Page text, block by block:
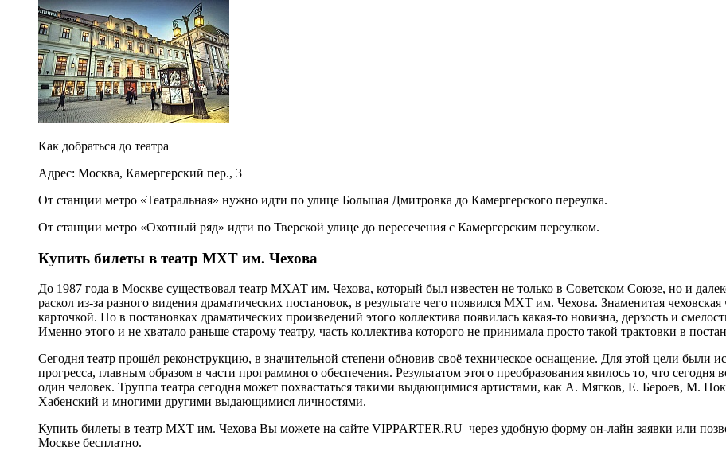
Как добраться до театра
Адрес: Москва, Камергерский пер., 3
От станции метро «Театральная» нужно идти по улице Большая Дмитровка до Камергерского переулка.
От станции метро «Охотный ряд» идти по Тверской улице до пересечения с Камергерским переулком.
Купить билеты в театр МХТ им. Чехова
До 1987 года в Москве существовал театр МХАТ им. Чехова, который был известен не только в Советском Союзе, но и
раскол из-за разного видения драматических постановок, в результате чего появился МХТ им. Чехова. Знаменитая чеховская
карточкой. Но в постановках драматических произведений этого коллектива появилась какая-то новизна, дерзость и
Именно этого и не хватало раньше старому театру, часть коллектива которого не принимала просто такой трактовки в
Сегодня театр прошёл реконструкцию, в значительной степени обновив своё техническое оснащение. Для этой цели были
прогресса, главным образом в части программного обеспечения. Результатом этого преобразования явилось то, что
один человек. Труппа театра сегодня может похвастаться такими выдающимися артистами, как А. Мягков, Е. Бероев, М.
Хабенский и многими другими выдающимися личностями.
Купить билеты в театр МХТ им. Чехова Вы можете на сайте VIPPARTER.RU через удобную форму он-лайн заявки или
Москве бесплатно.